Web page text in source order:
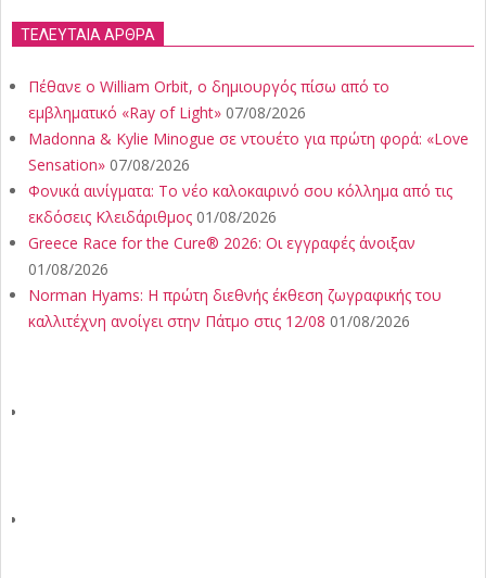
ΤΕΛΕΥΤΑΙΑ ΑΡΘΡΑ
Πέθανε ο William Orbit, ο δημιουργός πίσω από το
εμβληματικό «Ray of Light» 07/08/2026
Madonna & Kylie Minogue σε ντουέτο για πρώτη φορά: «Love
Sensation» 07/08/2026
Φονικά αινίγματα: Το νέο καλοκαιρινό σου κόλλημα από τις
εκδόσεις Κλειδάριθμος 01/08/2026
Greece Race for the Cure® 2026: Οι εγγραφές άνοιξαν
01/08/2026
Norman Hyams: Η πρώτη διεθνής έκθεση ζωγραφικής του
καλλιτέχνη ανοίγει στην Πάτμο στις 12/08 01/08/2026